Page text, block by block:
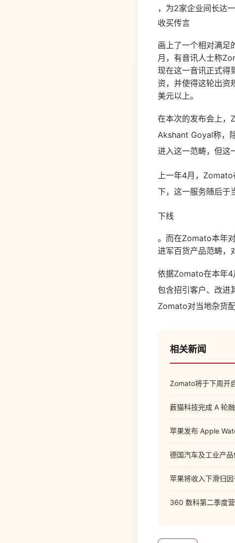
，为2家企业间长达
收买传言
画上了一个相对满
月，有音讯人士称
现在这一音讯正式得
资，并使得这轮出资
美元以上。
在本次的发布会上，
Akshant Goyal称，
进入这一范畴，但这
上一年4月，
下，这一服务随后于
下线
。而在Zomato本年
进军百货产品范畴，
依据Zomato在本年4
包含招引客户、改进
Zomato对当地杂货
相关新闻
Zomato将于下周开
薮猫科技完成 A 轮
苹果发布 Apple
德国汽车及工业产
苹果将收入下滑归
360 数科第二季度